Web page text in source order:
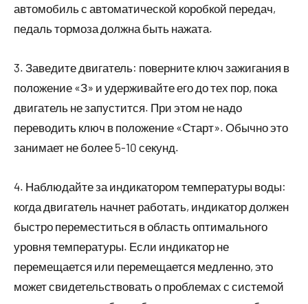
автомобиль с автоматической коробкой передач,
педаль тормоза должна быть нажата.
3. Заведите двигатель: поверните ключ зажигания в
положение «З» и удерживайте его до тех пор, пока
двигатель не запустится. При этом не надо
переводить ключ в положение «Старт». Обычно это
занимает не более 5-10 секунд.
4. Наблюдайте за индикатором температуры воды:
когда двигатель начнет работать, индикатор должен
быстро переместиться в область оптимального
уровня температуры. Если индикатор не
перемещается или перемещается медленно, это
может свидетельствовать о проблемах с системой